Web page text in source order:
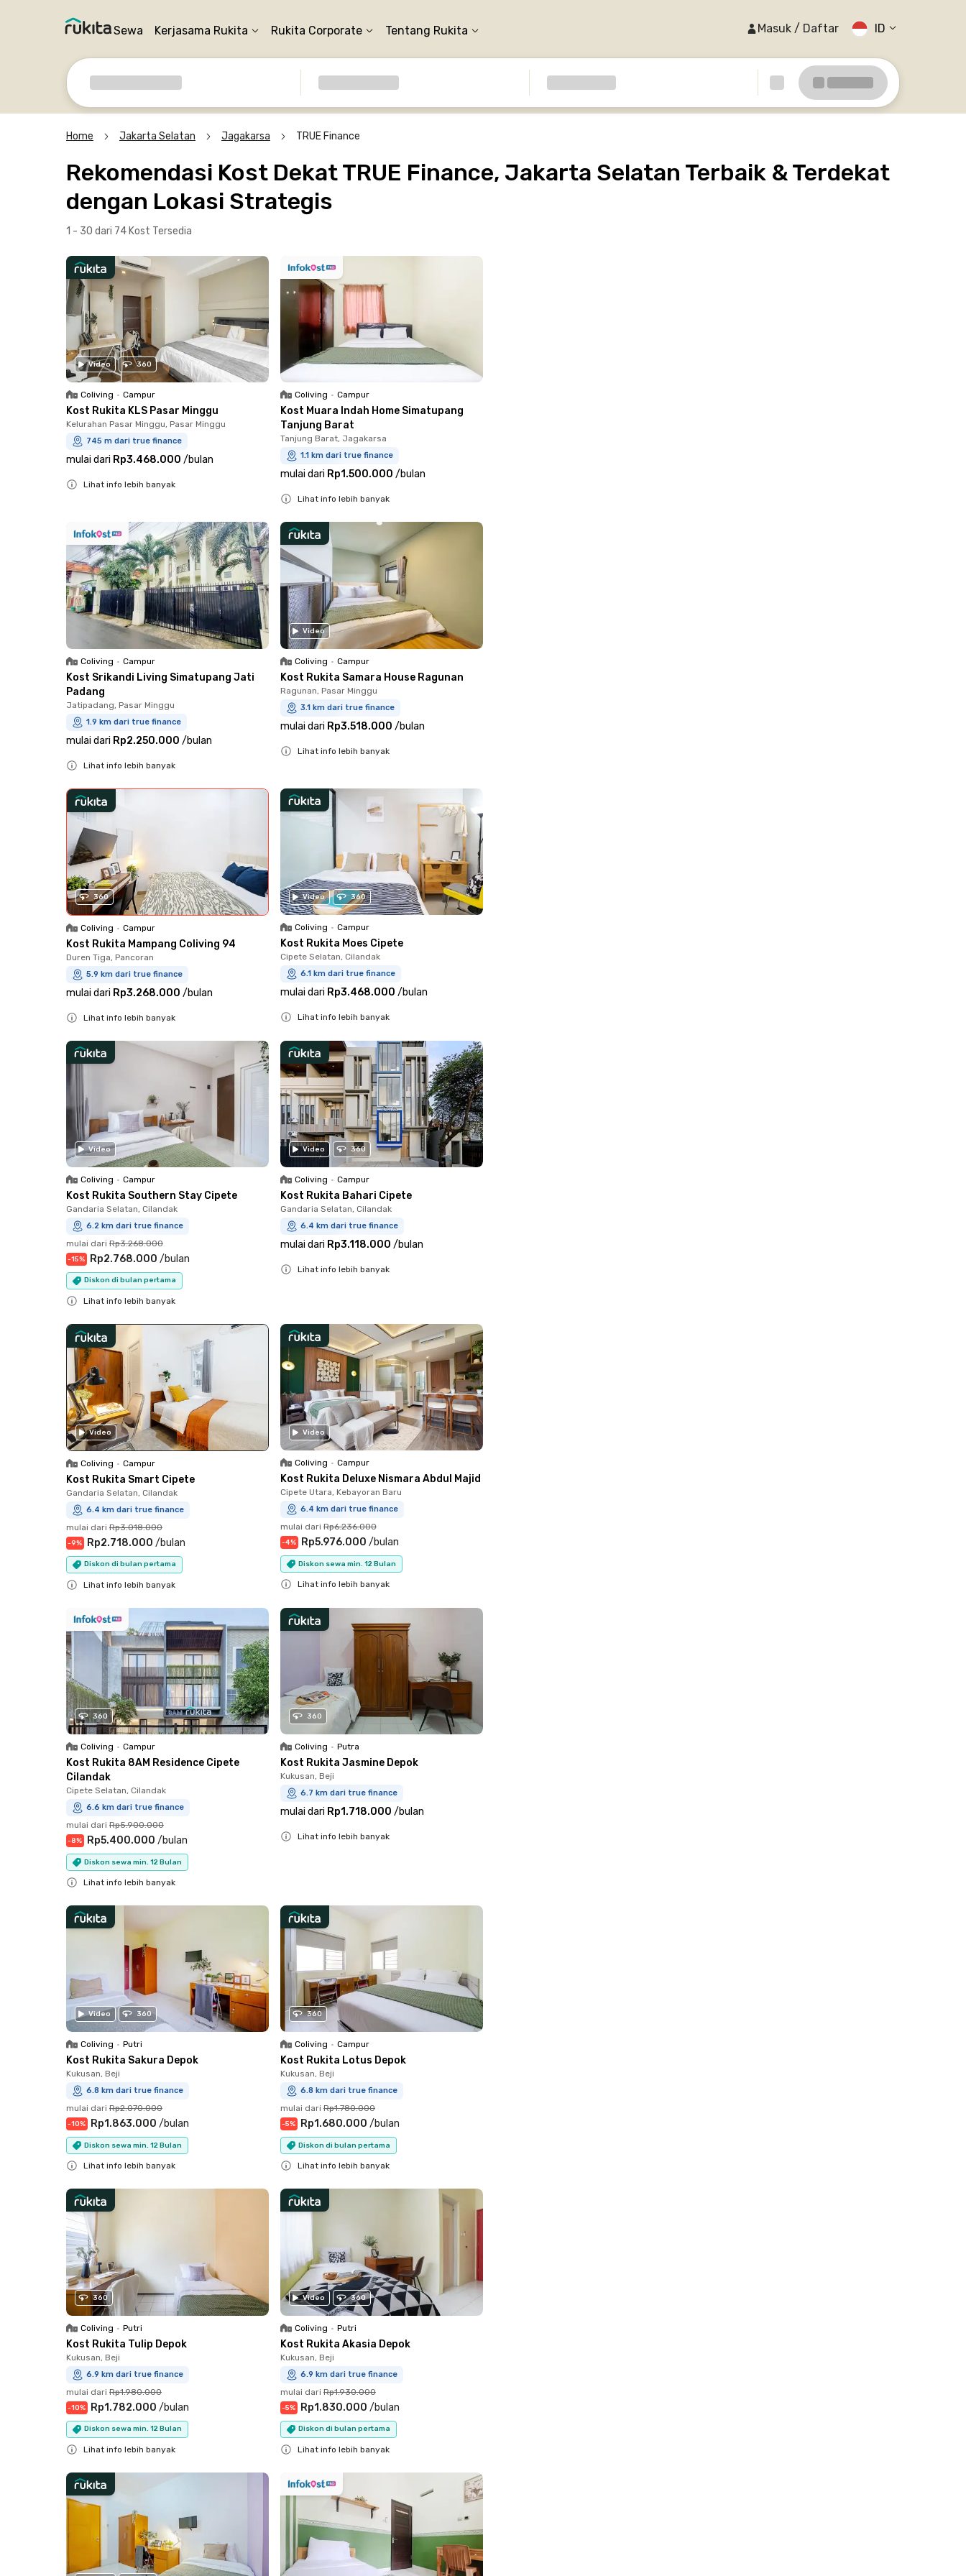
Sewa Kerjasama Rukita Rukita Corporate Tentang Rukita Masuk / Daftar ID
Home Jakarta Selatan Jagakarsa TRUE Finance
Rekomendasi Kost Dekat TRUE Finance, Jakarta Selatan Terbaik & Terdekat
dengan Lokasi Strategis
1 - 30 dari 74 Kost Tersedia
Video 360
Coliving • Campur
Kost Rukita KLS Pasar Minggu
Kelurahan Pasar Minggu, Pasar Minggu
745 m dari true finance
mulai dari Rp3.468.000 /bulan
Lihat info lebih banyak
Coliving • Campur
Kost Muara Indah Home Simatupang
Tanjung Barat
Tanjung Barat, Jagakarsa
1.1 km dari true finance
mulai dari Rp1.500.000 /bulan
Lihat info lebih banyak
Coliving • Campur
Kost Srikandi Living Simatupang Jati
Padang
Jatipadang, Pasar Minggu
1.9 km dari true finance
mulai dari Rp2.250.000 /bulan
Lihat info lebih banyak
Video
Coliving • Campur
Kost Rukita Samara House Ragunan
Ragunan, Pasar Minggu
3.1 km dari true finance
mulai dari Rp3.518.000 /bulan
Lihat info lebih banyak
360
Coliving • Campur
Kost Rukita Mampang Coliving 94
Duren Tiga, Pancoran
5.9 km dari true finance
mulai dari Rp3.268.000 /bulan
Lihat info lebih banyak
Video 360
Coliving • Campur
Kost Rukita Moes Cipete
Cipete Selatan, Cilandak
6.1 km dari true finance
mulai dari Rp3.468.000 /bulan
Lihat info lebih banyak
Video
Coliving • Campur
Kost Rukita Southern Stay Cipete
Gandaria Selatan, Cilandak
6.2 km dari true finance
mulai dari Rp3.268.000
-15% Rp2.768.000 /bulan
Diskon di bulan pertama
Lihat info lebih banyak
Video 360
Coliving • Campur
Kost Rukita Bahari Cipete
Gandaria Selatan, Cilandak
6.4 km dari true finance
mulai dari Rp3.118.000 /bulan
Lihat info lebih banyak
Video
Coliving • Campur
Kost Rukita Smart Cipete
Gandaria Selatan, Cilandak
6.4 km dari true finance
mulai dari Rp3.018.000
-9% Rp2.718.000 /bulan
Diskon di bulan pertama
Lihat info lebih banyak
Video
Coliving • Campur
Kost Rukita Deluxe Nismara Abdul Majid
Cipete Utara, Kebayoran Baru
6.4 km dari true finance
mulai dari Rp6.236.000
-4% Rp5.976.000 /bulan
Diskon sewa min. 12 Bulan
Lihat info lebih banyak
360
Coliving • Campur
Kost Rukita 8AM Residence Cipete
Cilandak
Cipete Selatan, Cilandak
6.6 km dari true finance
mulai dari Rp5.900.000
-8% Rp5.400.000 /bulan
Diskon sewa min. 12 Bulan
Lihat info lebih banyak
360
Coliving • Putra
Kost Rukita Jasmine Depok
Kukusan, Beji
6.7 km dari true finance
mulai dari Rp1.718.000 /bulan
Lihat info lebih banyak
Video 360
Coliving • Putri
Kost Rukita Sakura Depok
Kukusan, Beji
6.8 km dari true finance
mulai dari Rp2.070.000
-10% Rp1.863.000 /bulan
Diskon sewa min. 12 Bulan
Lihat info lebih banyak
360
Coliving • Campur
Kost Rukita Lotus Depok
Kukusan, Beji
6.8 km dari true finance
mulai dari Rp1.780.000
-5% Rp1.680.000 /bulan
Diskon di bulan pertama
Lihat info lebih banyak
360
Coliving • Putri
Kost Rukita Tulip Depok
Kukusan, Beji
6.9 km dari true finance
mulai dari Rp1.980.000
-10% Rp1.782.000 /bulan
Diskon sewa min. 12 Bulan
Lihat info lebih banyak
Video 360
Coliving • Putri
Kost Rukita Akasia Depok
Kukusan, Beji
6.9 km dari true finance
mulai dari Rp1.930.000
-5% Rp1.830.000 /bulan
Diskon di bulan pertama
Lihat info lebih banyak